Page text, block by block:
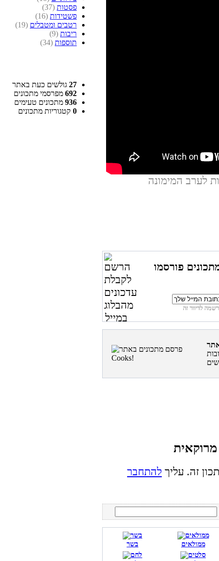
פסטות (37)
פשטידות (16)
רטבים ומטבלים (19)
ריבות (9)
תוספות (34)
27 גולשים כעת באתר
692 מפרסמי מתכונים
936 מתכונים טעימים
0 קטגוריות מתכונים
פורסמו
זה. עליך להתחבר
בשר ממולאים